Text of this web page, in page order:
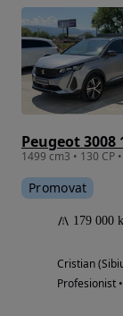
1499 cm3 • 130 CP
Promovat
179 000
Cristian
Profesionist